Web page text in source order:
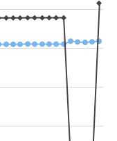
快充、反向充
可擴充 1TB 儲存